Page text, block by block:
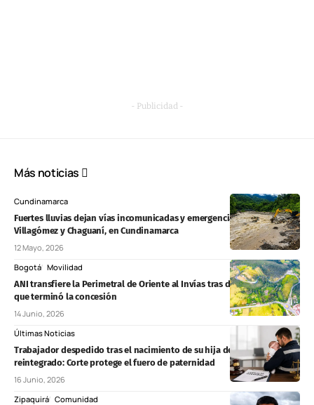
- Publicidad -
Más noticias
Cundinamarca
Fuertes lluvias dejan vías incomunicadas y emergencias en Medina,
Villagómez y Chaguaní, en Cundinamarca
12 Mayo, 2026
Bogotá Movilidad
ANI transfiere la Perimetral de Oriente al Invías tras decisión arbitral
que terminó la concesión
14 Junio, 2026
Últimas Noticias
Trabajador despedido tras el nacimiento de su hija deberá ser
reintegrado: Corte protege el fuero de paternidad
16 Junio, 2026
Zipaquirá Comunidad